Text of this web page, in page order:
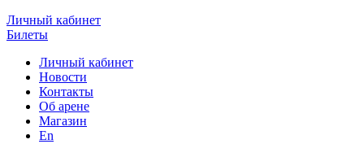
Личный кабинет
Билеты
Личный кабинет
Новости
Контакты
Об арене
Магазин
En